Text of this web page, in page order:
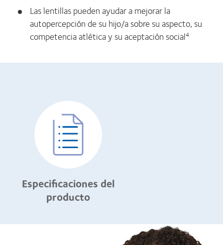
Las lentillas pueden ayudar a mejorar la
autopercepción de su hijo/a sobre su aspecto, su
competencia atlética y su aceptación social4
Especificaciones del
producto